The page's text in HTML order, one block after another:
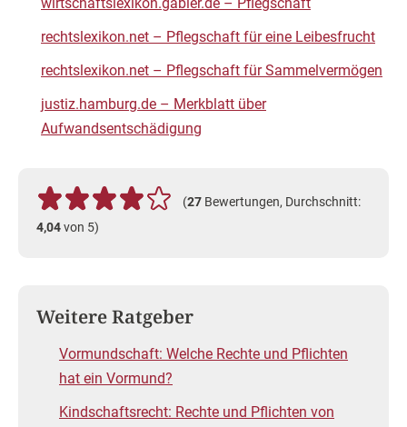
rechtslexikon.net – Pflegschaft für eine Leibesfrucht
rechtslexikon.net – Pflegschaft für Sammelvermögen
justiz.hamburg.de – Merkblatt über
Aufwandsentschädigung
(27 Bewertungen, Durchschnitt:
4,04von 5)
Weitere Ratgeber
Vormundschaft: Welche Rechte und Pflichten
hat ein Vormund?
Kindschaftsrecht: Rechte und Pflichten von